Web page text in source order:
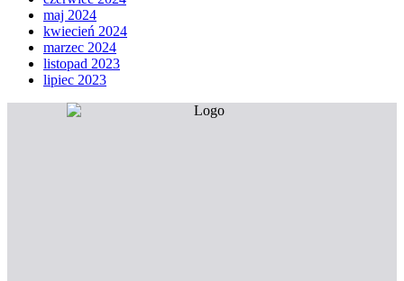
maj 2024
kwiecień 2024
marzec 2024
listopad 2023
lipiec 2023